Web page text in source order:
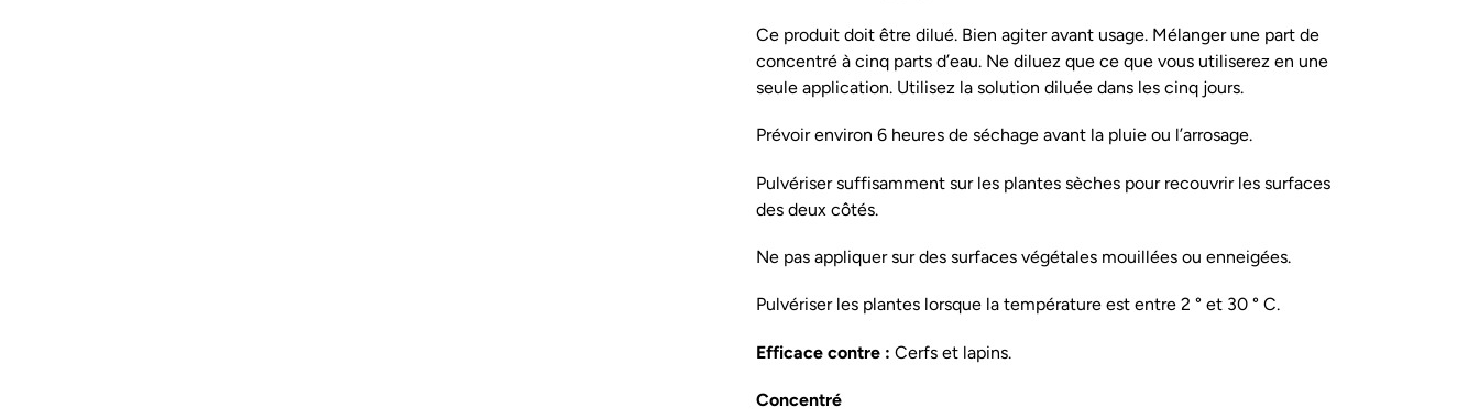
Ce produit doit être dilué. Bien agiter avant usage. Mélanger une part de
concentré à cinq parts d’eau. Ne diluez que ce que vous utiliserez en une
seule application. Utilisez la solution diluée dans les cinq jours.
Prévoir environ 6 heures de séchage avant la pluie ou l’arrosage.
Pulvériser suffisamment sur les plantes sèches pour recouvrir les surfaces
des deux côtés.
Ne pas appliquer sur des surfaces végétales mouillées ou enneigées.
Pulvériser les plantes lorsque la température est entre 2 ° et 30 ° C.
Efficace contre : Cerfs et lapins.
Concentré